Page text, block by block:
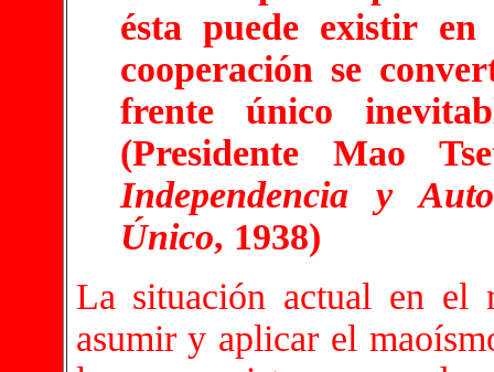
ésta puede existir
cooperación se
frente único
(Presidente Mao
Independencia y
Único, 1938)
La situación actual en el
asumir y aplicar el